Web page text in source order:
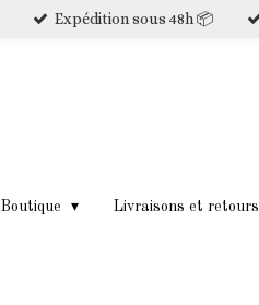
Expédition sous 48h 📦
Boutique Livraisons et retours